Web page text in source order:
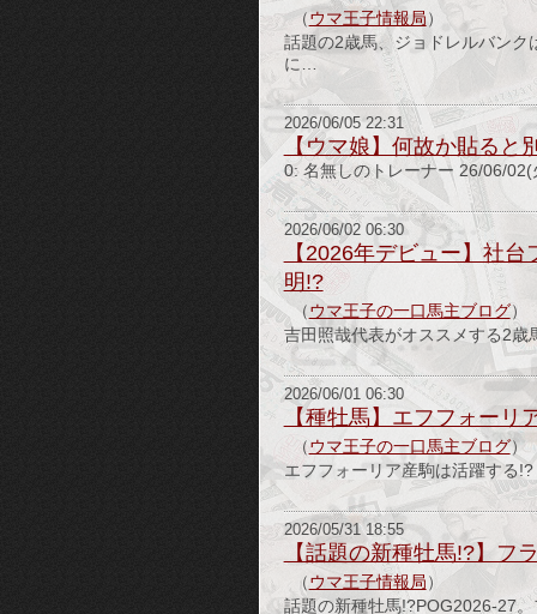
（ウマ王子情報局）
話題の2歳馬、ジョドレルバン
に…
2026/06/05 22:31
【ウマ娘】何故か貼ると
0: 名無しのトレーナー 26/06/
2026/06/02 06:30
【2026年デビュー】社
明!?
（ウマ王子の一口馬主ブログ）
吉田照哉代表がオススメする2
2026/06/01 06:30
【種牡馬】エフフォー
（ウマ王子の一口馬主ブログ）
エフフォーリア産駒は活躍する
2026/05/31 18:55
【話題の新種牡馬!?】フ
（ウマ王子情報局）
話題の新種牡馬!?POG2026-27